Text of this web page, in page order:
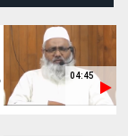
04:45